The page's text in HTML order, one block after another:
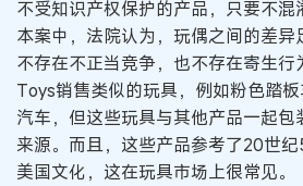
不受知识产权保护的产品，只要不
本案中，法院认为，玩偶之间的差
不存在不正当竞争，也不存在寄生
Toys销售类似的玩具，例如粉色踏
汽车，但这些玩具与其他产品一起
来源。而且，这些产品参考了20世
美国文化，这在玩具市场上很常见。